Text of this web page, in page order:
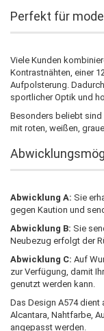
Perfekt für
Viele Kunden
Kontrastnähten, einer
Aufpolsterung.
sportlicher Optik und
Besonders beliebt sind
mit roten, weißen,
Abwicklung A: Sie
gegen Kaution und
Abwicklung B: Sie
Neubezug erfolgt der
Abwicklung C: Auf
zur Verfügung, damit
genutzt werden kann.
Das Design A574 dient
Alcantara, Nahtfarbe,
angepasst werden.